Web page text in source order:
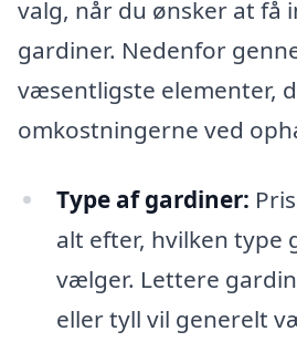
valg, når du ønsker at få
gardiner. Nedenfor
væsentligste elementer,
omkostningerne ved
Type af gardiner:
alt efter, hvilken type
vælger. Lettere
eller tyll vil generelt